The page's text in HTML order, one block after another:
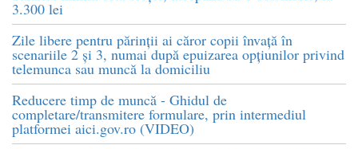
3.300 lei
Zile libere pentru părinții ai căror copii învață în
scenariile 2 și 3, numai după epuizarea opțiunilor privind
telemunca sau muncă la domiciliu
Reducere timp de muncă - Ghidul de
completare/transmitere formulare, prin intermediul
platformei aici.gov.ro (VIDEO)